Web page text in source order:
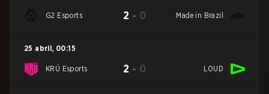
G2 Esports 2 - 0 Made in Brazil
25 abril, 00:15
KRÜ Esports 2 - 0 LOUD